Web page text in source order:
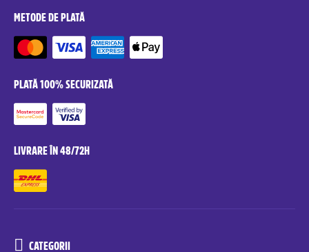
METODE DE PLATĂ
PLATĂ 100% SECURIZATĂ
LIVRARE ÎN 48/72H
CATEGORII